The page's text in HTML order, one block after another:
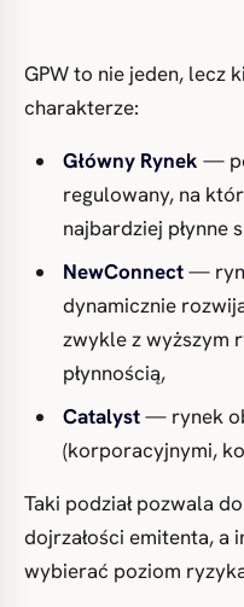
GPW to nie jeden, lecz
charakterze:
Główny Rynek —
regulowany, na
najbardziej płynne
NewConnect—
dynamicznie
zwykle z wyższym
płynnością,
Catalyst— rynek
(korporacyjnymi,
Taki podział pozwala
dojrzałości emitenta,
wybierać poziom